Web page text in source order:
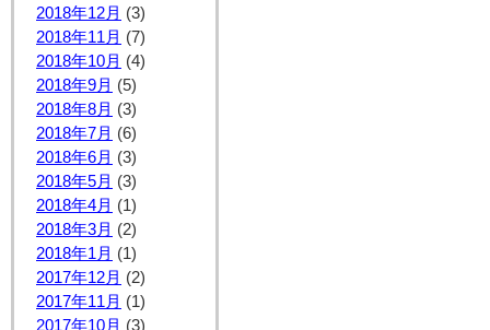
2018年12月 (3)
2018年11月 (7)
2018年10月 (4)
2018年9月 (5)
2018年8月 (3)
2018年7月 (6)
2018年6月 (3)
2018年5月 (3)
2018年4月 (1)
2018年3月 (2)
2018年1月 (1)
2017年12月 (2)
2017年11月 (1)
2017年10月 (3)